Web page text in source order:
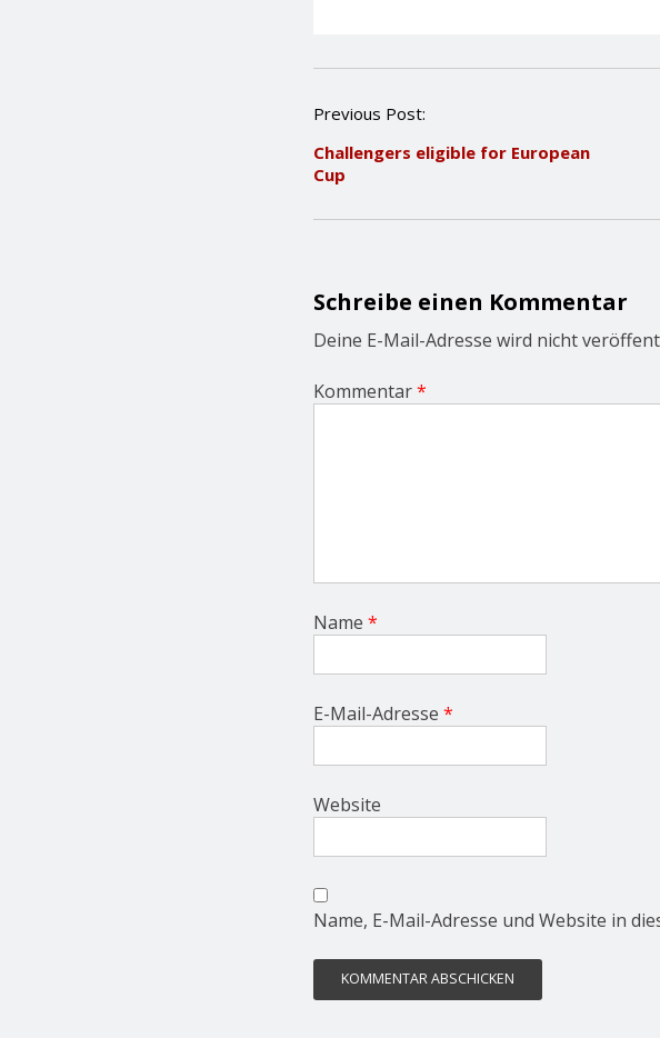
P
s
t
a
g
a
t
n
Previous Post:
Challengers eligible for European
Cup
Schreibe einen Kommentar
Deine E-Mail-Adresse wird nicht
Kommentar*
Name *
E-Mail-Adresse *
Website
Name, E-Mail-Adresse und Website in